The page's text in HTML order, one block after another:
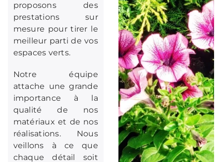
proposons des
prestations sur
mesure pour tirer le
meilleur parti de vos
espaces verts.
Notre équipe
attache une grande
importance à la
qualité de nos
matériaux et de nos
réalisations. Nous
veillons à ce que
chaque détail soit